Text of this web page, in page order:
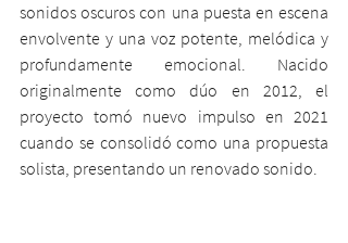
sonidos oscuros con una puesta en escena
envolvente y una voz potente, melódica y
profundamente emocional. Nacido
originalmente como dúo en 2012, el
proyecto tomó nuevo impulso en 2021
cuando se consolidó como una propuesta
solista, presentando un renovado sonido.